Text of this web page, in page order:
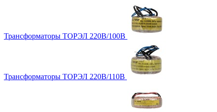
Трансформаторы ТОРЭЛ 220В/100В
Трансформаторы ТОРЭЛ 220В/110В